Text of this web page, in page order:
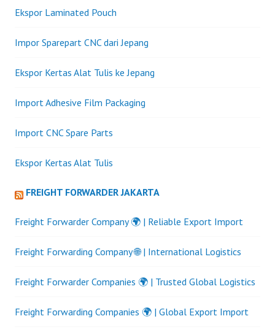
Ekspor Laminated Pouch
Impor Sparepart CNC dari Jepang
Ekspor Kertas Alat Tulis ke Jepang
Import Adhesive Film Packaging
Import CNC Spare Parts
Ekspor Kertas Alat Tulis
FREIGHT FORWARDER JAKARTA
Freight Forwarder Company 🌍 | Reliable Export Import
Freight Forwarding Company 🌐 | International Logistics
Freight Forwarder Companies 🌍 | Trusted Global Logistics
Freight Forwarding Companies 🌍 | Global Export Import